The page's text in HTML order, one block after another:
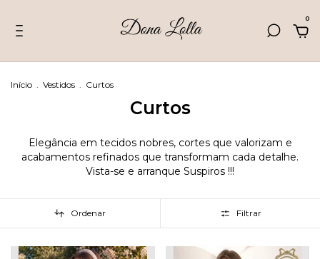
0
Início . Vestidos . Curtos
Curtos
Elegância em tecidos nobres, cortes que valorizam e
acabamentos refinados que transformam cada detalhe.
Vista-se e arranque Suspiros !!!
Ordenar Filtrar